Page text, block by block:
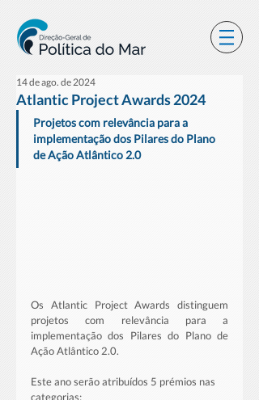
Atlantic Project Awards 2024
14 de ago. de 2024
Projetos com relevância para a
implementação dos Pilares do Plano
de Ação Atlântico 2.0
Os Atlantic Project Awards distinguem
projetos com relevância para a
implementação dos Pilares do Plano de
Ação Atlântico 2.0.
Este ano serão atribuídos 5 prémios nas
categorias: